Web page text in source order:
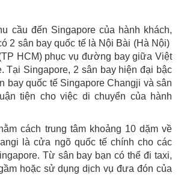
cầu đến Singapore của hành khách,
2 sân bay quốc tế là Nội Bài (Hà Nội)
HCM) phục vụ đường bay giữa Việt
Tại Singapore, 2 sân bay hiện đại bậc
bay quốc tế Singapore Changji và sân
tiện cho việc di chuyển của hành
cách trung tâm khoảng 10 dặm về
là cửa ngõ quốc tế chính cho các
Từ sân bay bạn có thể đi taxi,
hoặc sử dụng dịch vụ đưa đón của